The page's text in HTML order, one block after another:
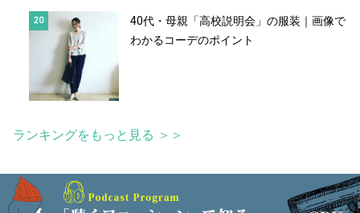
40代・母親「高校説明会」の服装｜画像で
わかるコーデのポイント
ランキングをもっと見る ＞＞